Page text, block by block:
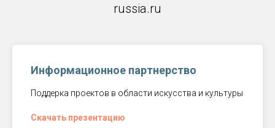
russia.ru
Информационное партнерство
Поддерка проектов в области искусства и культуры
Скачать презентацию